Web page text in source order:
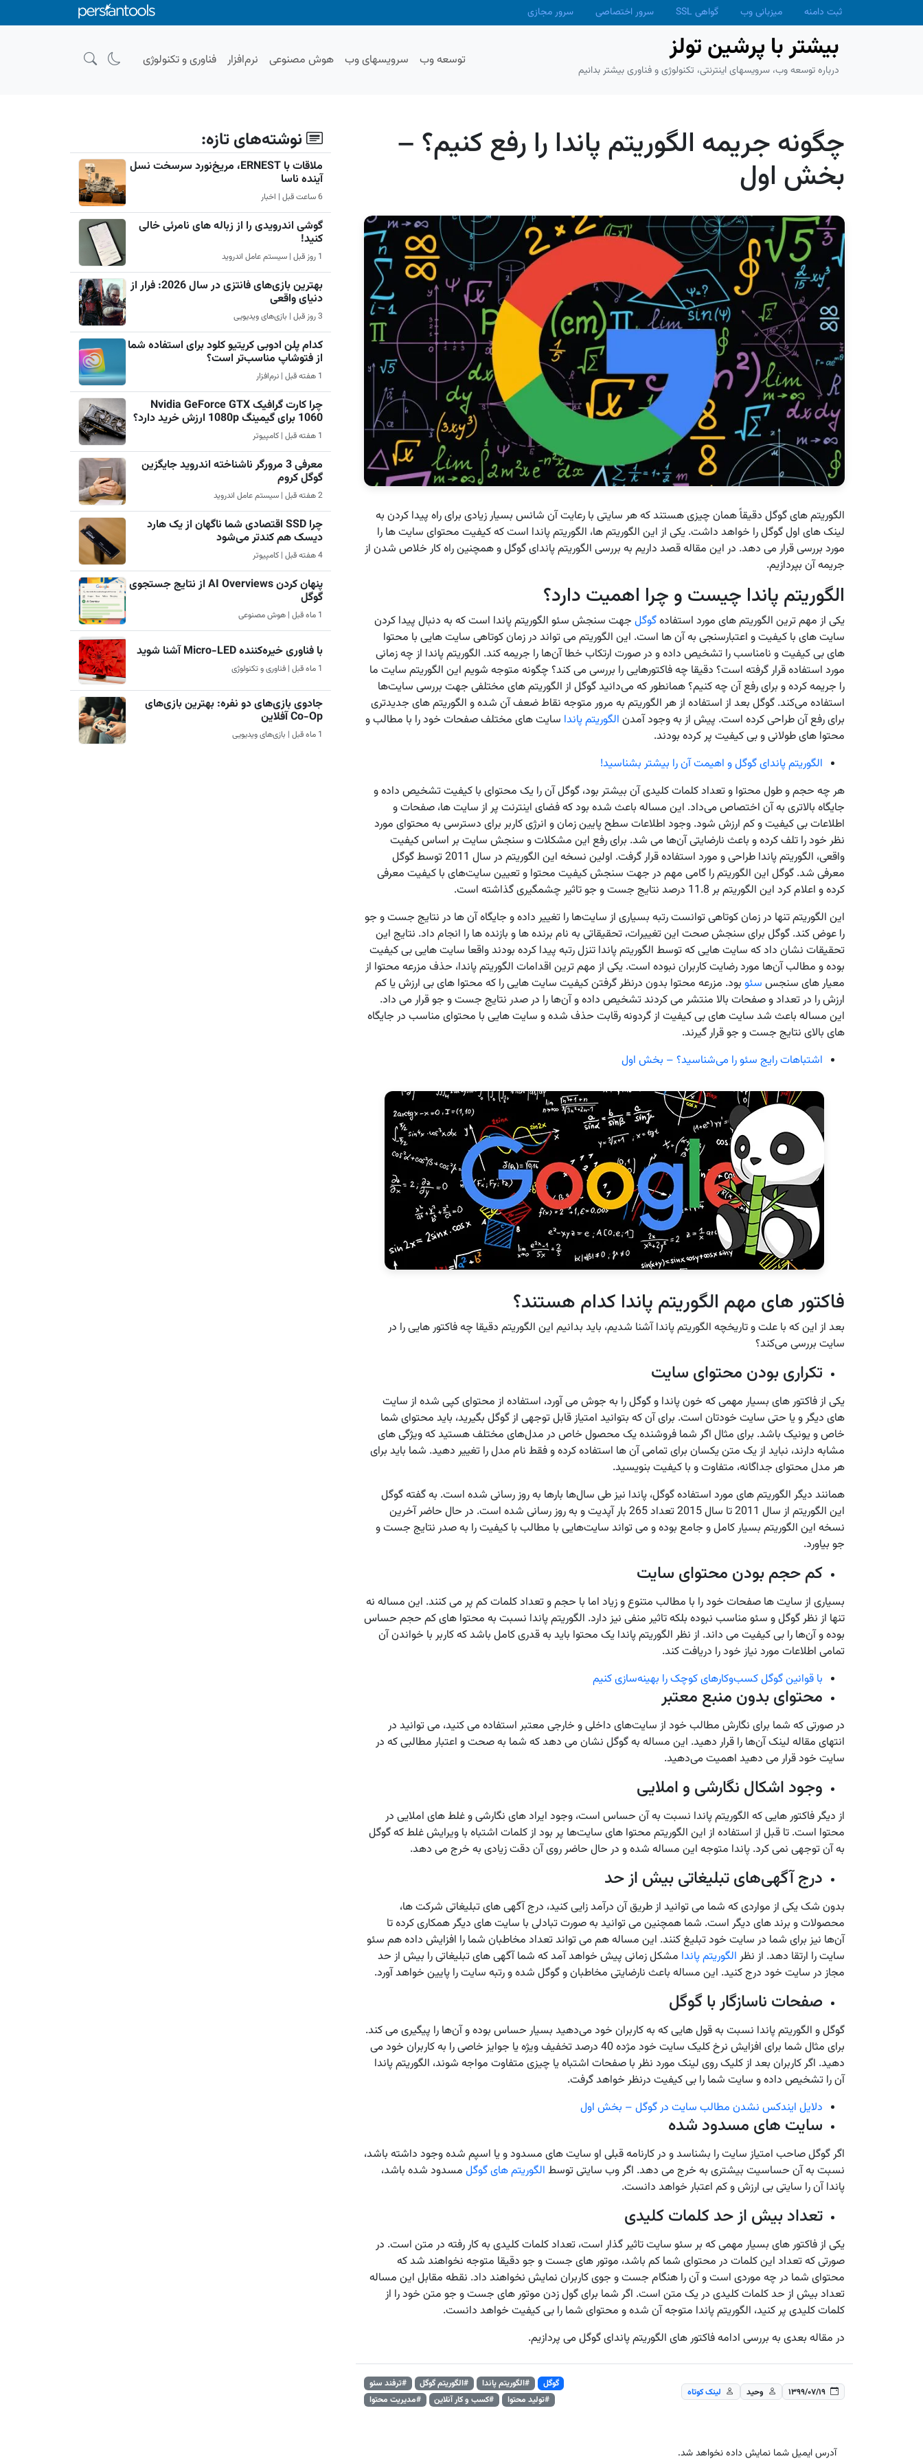
Skip to main contentثبت دامنه میزبانی وب گواهی SSL سرور اختصاصی سرور مجازی
بیشتر با پرشین تولز
درباره توسعه وب، سرویسهای اینترنتی، تکنولوژی و فناوری بیشتر بدانیم
توسعه وب سرویسهای وب هوش مصنوعی نرم‌افزار فناوری و تکنولوژی
چگونه جریمه الگوریتم پاندا را رفع کنیم؟ –
بخش اول
الگوریتم های گوگل دقیقاً همان چیزی هستند که هر سایتی با رعایت آن شانس بسیار زیادی برای راه پیدا کردن به
لینک های اول گوگل را خواهد داشت. یکی از این الگوریتم ها، الگوریتم پاندا است که کیفیت محتوای سایت ها را
مورد بررسی قرار می دهد. در این مقاله قصد داریم به بررسی الگوریتم پاندای گوگل و همچنین راه کار خلاص شدن از
جریمه آن بپردازیم.
الگوریتم پاندا چیست و چرا اهمیت دارد؟
یکی از مهم ترین الگوریتم‌ های مورد استفادهگوگل جهت سنجش سئو الگوریتم پاندا است که به دنبال پیدا کردن
سایت ‌های با کیفیت و اعتبارسنجی به آن ‌ها است. این الگوریتم می ‌تواند در زمان کوتاهی سایت ‌هایی با محتوا
های بی کیفیت و نامناسب را تشخیص داده و در صورت ارتکاب خطا آن‌ها را جریمه کند. الگوریتم پاندا از چه زمانی
مورد استفاده قرار گرفته است؟ دقیقا چه فاکتورهایی را بررسی می‌ کند؟ چگونه متوجه شویم این الگوریتم سایت ما
را جریمه کرده و برای رفع آن چه کنیم؟ همانطور که می‌دانید گوگل از الگوریتم ‌های مختلفی جهت بررسی سایت‌ها
استفاده می‌کند. گوگل بعد از استفاده از هر الگوریتم به مرور متوجه نقاط ضعف آن شده و الگوریتم ‌های جدیدتری
برای رفع آن طراحی کرده است. پیش از به وجود آمدن الگوریتم پاندا سایت ‌های مختلف صفحات خود را با مطالب و
محتوا های طولانی و بی کیفیت پر کرده بودند.
الگوریتم پاندای گوگل و اهیمت آن را بیشتر بشناسید!
هر چه حجم و طول محتوا و تعداد کلمات کلیدی آن بیشتر بود، گوگل آن را یک محتوای با کیفیت تشخیص داده و
جایگاه بالاتری به آن اختصاص می‌داد. این مساله باعث شده بود که فضای اینترنت پر از سایت‌ ها، صفحات و
اطلاعات بی کیفیت و کم ارزش شود. وجود اطلاعات سطح پایین زمان و انرژی کاربر برای دسترسی به محتوای مورد
نظر خود را تلف کرده و باعث نارضایتی آن‌ها می ‌شد. برای رفع این مشکلات و سنجش سایت بر اساس کیفیت
واقعی، الگوریتم پاندا طراحی و مورد استفاده قرار گرفت. اولین نسخه این الگوریتم در سال 2011 توسط گوگل
معرفی شد. گوگل این الگوریتم را گامی مهم در جهت سنجش کیفیت محتوا و تعیین سایت‌های با کیفیت معرفی
کرده و اعلام کرد این الگوریتم بر 11.8 درصد نتایج جست و جو تاثیر چشمگیری گذاشته است.
این الگوریتم تنها در زمان کوتاهی توانست رتبه بسیاری از سایت‌ها را تغییر داده و جایگاه آن ‌ها در نتایج جست و جو
را عوض کند. گوگل برای سنجش صحت این تغییرات، تحقیقاتی به نام برنده ‌ها و بازنده ‌ها را انجام داد. نتایج این
تحقیقات نشان داد که سایت‌ هایی که توسط الگوریتم پاندا تنزل رتبه پیدا کرده بودند واقعا سایت‌ هایی بی کیفیت
بوده و مطالب آن‌ها مورد رضایت کاربران نبوده است. یکی از مهم‌ ترین اقدامات الگوریتم پاندا، حذف مزرعه محتوا از
معیار های سنجس سئو بود. مزرعه محتوا بدون درنظر گرفتن کیفیت سایت‌ هایی را که محتوا های بی ارزش یا کم
ارزش را در تعداد و صفحات بالا منتشر می‌ کردند تشخیص داده و آن‌ها را در صدر نتایج جست و جو قرار می ‌داد.
این مساله باعث شد سایت ‌های بی کیفیت از گردونه رقابت حذف شده و سایت ‌هایی با محتوای مناسب در جایگاه‌
های بالای نتایج جست و جو قرار گیرند.
اشتباهات رایج سئو را می‌شناسید؟ – بخش اول
فاکتور های مهم الگوریتم پاندا کدام هستند؟
بعد از این که با علت و تاریخچه الگوریتم پاندا آشنا شدیم، باید بدانیم این الگوریتم دقیقا چه فاکتور هایی را در
سایت بررسی می‌کند؟
تکراری بودن محتوای سایت
یکی از فاکتور های بسیار مهمی که خون پاندا و گوگل را به جوش می ‌آورد، استفاده از محتوای کپی شده از سایت
‌های دیگر و یا حتی سایت خودتان است. برای آن که بتوانید امتیاز قابل توجهی از گوگل بگیرید، باید محتوای شما
خاص و یونیک باشد. برای مثال اگر شما فروشنده یک محصول خاص در مدل‌های مختلف هستید که ویژگی‌ های
مشابه دارند، نباید از یک متن یکسان برای تمامی آن‌ ها استفاده کرده و فقط نام مدل را تغییر دهید. شما باید برای
هر مدل محتوای جداگانه، متفاوت و با کیفیت بنویسید.
همانند دیگر الگوریتم ‌های مورد استفاده گوگل، پاندا نیز طی سال‌ها بارها به روز رسانی شده است. به گفته گوگل
این الگوریتم از سال 2011 تا سال 2015 تعداد 265 بار آپدیت و به روز رسانی شده است. در حال حاضر آخرین
نسخه این الگوریتم بسیار کامل و جامع بوده و می ‌تواند سایت‌هایی با مطالب با کیفیت را به صدر نتایج جست و
جو بیاورد.
کم حجم بودن محتوای سایت
بسیاری از سایت ‌ها صفحات خود را با مطالب متنوع و زیاد اما با حجم و تعداد کلمات کم پر می ‌کنند. این مساله نه
تنها از نظر گوگل و سئو مناسب نبوده بلکه تاثیر منفی نیز دارد. الگوریتم پاندا نسبت به محتوا های کم حجم حساس
بوده و آن‌ها را بی کیفیت می ‌داند. از نظر الگوریتم پاندا یک محتوا باید به قدری کامل باشد که کاربر با خواندن آن
تمامی اطلاعات مورد نیاز خود را دریافت کند.
با قوانین گوگل کسب‌وکارهای کوچک را بهینه‌سازی کنیم
محتوای بدون منبع معتبر
در صورتی که شما برای نگارش مطالب خود از سایت‌های داخلی و خارجی معتبر استفاده می ‌کنید، می ‌توانید در
انتهای مقاله لینک آن‌ها را قرار دهید. این مساله به گوگل نشان می‌ دهد که شما به صحت و اعتبار مطالبی که در
سایت خود قرار می‌ دهید اهمیت می‌دهید.
وجود اشکال نگارشی و املایی
از دیگر فاکتور هایی که الگوریتم پاندا نسبت به آن حساس است، وجود ایراد های نگارشی و غلط ‌های املایی در
محتوا است. تا قبل از استفاده از این الگوریتم محتوا های سایت‌ها پر بود از کلمات اشتباه با ویرایش غلط که گوگل
به آن توجهی نمی ‌کرد. پاندا متوجه این مساله شده و در حال حاضر روی آن دقت زیادی به خرج می ‌دهد.
درج آگهی‌های تبلیغاتی بیش از حد
بدون شک یکی از مواردی که شما می ‌توانید از طریق آن درآمد زایی کنید، درج آگهی ‌های تبلیغاتی شرکت‌ ها،
محصولات‌ و برند های دیگر است. شما همچنین می‌ توانید به صورت تبادلی با سایت‌ های دیگر همکاری کرده تا
آن‌ها نیز برای شما در سایت خود تبلیغ کنند. این مساله هم می ‌تواند تعداد مخاطبان شما را افزایش داده هم سئو
سایت را ارتقا دهد. از نظر الگوریتم پاندا مشکل زمانی پیش خواهد آمد که شما آگهی ‌های تبلیغاتی را بیش از حد
مجاز در سایت خود درج کنید. این مساله باعث نارضایتی مخاطبان و گوگل شده و رتبه سایت را پایین خواهد آورد.
صفحات ناسازگار با گوگل
گوگل و الگوریتم پاندا نسبت به قول‌ هایی که به کاربران خود می‌دهید بسیار حساس بوده و آن‌ها را پیگیری می ‌کند.
برای مثال شما برای افزایش نرخ کلیک سایت خود مژده 40 درصد تخفیف ویژه یا جوایز خاصی را به کاربران خود می
‌دهید. اگر کاربران بعد از کلیک روی لینک مورد نظر با صفحات اشتباه یا چیزی متفاوت مواجه شوند، الگوریتم پاندا
آن را تشخیص داده و سایت شما را بی کیفیت درنظر خواهد گرفت.
دلایل ایندکس نشدن مطالب سایت در گوگل – بخش اول
سایت‌ های مسدود شده
اگر گوگل صاحب امتیاز سایت را بشناسد و در کارنامه قبلی او سایت‌ های مسدود و یا اسپم شده وجود داشته باشد،
نسبت به آن حساسیت بیشتری به خرج می ‌دهد. اگر وب سایتی توسط الگوریتم ‌های گوگل مسدود شده باشد،
پاندا آن را سایتی بی ارزش و کم اعتبار خواهد دانست.
تعداد بیش از حد کلمات کلیدی
یکی از فاکتور های بسیار مهمی که بر سئو سایت تاثیر گذار است، تعداد کلمات کلیدی به کار رفته در متن است. در
صورتی که تعداد این کلمات در محتوای شما کم باشد، موتور های جست و جو دقیقا متوجه نخواهند شد که
محتوای شما در چه موردی است و آن را هنگام جست و جوی کاربران نمایش نخواهند داد. نقطه مقابل این مساله
تعداد بیش از حد کلمات کلیدی در یک متن است. اگر شما برای گول زدن موتور های جست و جو متن خود را از
کلمات کلیدی پر کنید، الگوریتم پاندا متوجه آن شده و محتوای شما را بی کیفیت خواهد دانست.
در مقاله بعدی به بررسی ادامه فاکتور های الگوریتم پاندای گوگل می پردازیم.
۱۳۹۹/۰۷/۱۹ وحید لینک کوتاه
گوگل #الگوریتم پاندا #الگوریتم گوگل
#ترفند سئو
#تولید محتوا
#کسب و کار آنلاین #مدیریت محتوا
آدرس ایمیل شما نمایش داده نخواهد شد.
نوشته‌های تازه:
ملاقات با ERNEST، مریخ‌نورد سرسخت نسل
آینده ناسا
6 ساعت قبل | اخبار
گوشی اندرویدی را از زباله های نامرئی خالی
کنید!
1 روز قبل | سیستم عامل اندروید
بهترین بازی‌های فانتزی در سال 2026: فرار از
دنیای واقعی
3 روز قبل | بازی‌های ویدیویی
کدام پلن ادوبی کریتیو کلود برای استفاده شما
از فتوشاپ مناسب‌تر است؟
1 هفته قبل | نرم‌افزار
چرا کارت گرافیک Nvidia GeForce GTX
1060 برای گیمینگ 1080p ارزش خرید دارد؟
1 هفته قبل | کامپیوتر
معرفی 3 مرورگر ناشناخته اندروید جایگزین
گوگل کروم
2 هفته قبل | سیستم عامل اندروید
چرا SSD اقتصادی شما ناگهان از یک هارد
دیسک هم کندتر می‌شود
4 هفته قبل | کامپیوتر
پنهان کردن AI Overviews از نتایج جستجوی
گوگل
1 ماه قبل | هوش مصنوعی
با فناوری خیره‌کننده Micro-LED آشنا شوید
1 ماه قبل | فناوری و تکنولوژی
جادوی بازی‌های دو نفره: بهترین بازی‌های
Co-Op آفلاین
1 ماه قبل | بازی‌های ویدیویی